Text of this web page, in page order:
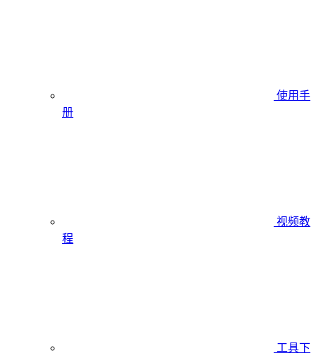
使用手
册
视频教
程
工具下